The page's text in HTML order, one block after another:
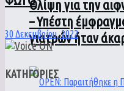
Θλίψη για την
– Υπέστη
γιατρών ήταν
30 Δεκεμβρίου, 2022
ΚΑΤΗΓΟΡΙΕΣ